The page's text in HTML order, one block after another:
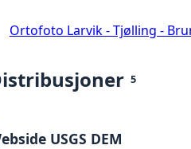
Ortofoto Larvik - Tjølling -
5
USGS DEM